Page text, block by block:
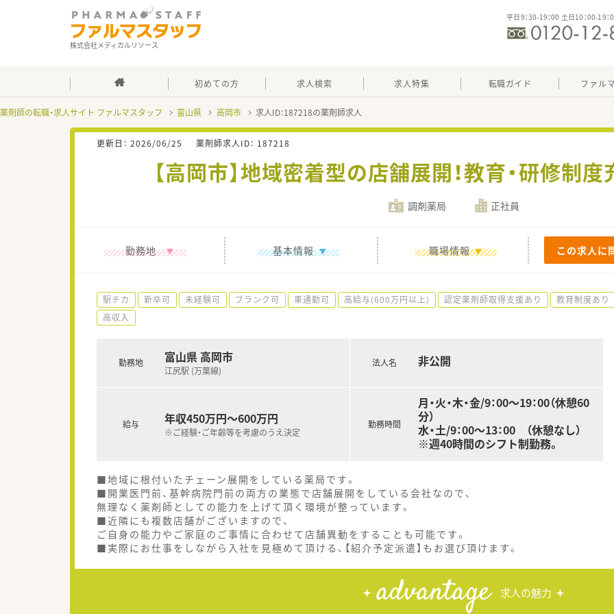
株式会社メディカルリソース
平日9：30-19：00 土日10：00-19：
初めての方 求人検索 求人特集 転職ガイド ファル
薬剤師の転職・求人サイト ファルマスタッフ 富山県 高岡市 求人ID：187218の薬剤師求人
更新日： 2026/06/25 薬剤師求人ID： 187218
【高岡市】地域密着型の店舗展開！教育・研修制度
調剤薬局 正社員
勤務地 基本情報 職場情報 この求人に
駅チカ 新卒可 未経験可 ブランク可 車通勤可 高給与(600万円以上) 認定薬剤師取得支援あり 教育制度あり
高収入
勤務地 富山県 高岡市
江尻駅 (万葉線)
給与 年収450万円～600万円
※ご経験・ご年齢等を考慮のうえ決定
法人名 非公開
勤務時間
月・火・木・金/9：00～19：00（休憩60
分）
水・土/9：00～13：00 （休憩なし）
※週40時間のシフト制勤務。
■地域に根付いたチェーン展開をしている薬局です。
■開業医門前、基幹病院門前の両方の業態で店舗展開をしている会社なので、
無理なく薬剤師としての能力を上げて頂く環境が整っています。
■近隣にも複数店舗がございますので、
ご自身の能力やご家庭のご事情に合わせて店舗異動をすることも可能です。
■実際にお仕事をしながら入社を見極めて頂ける、【紹介予定派遣】もお選び頂けます。
advantage 求人の魅力